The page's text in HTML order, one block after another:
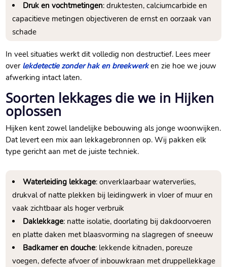
Druk en vochtmetingen: druktesten, calciumcarbide en
capacitieve metingen objectiveren de ernst en oorzaak van
schade
In veel situaties werkt dit volledig non destructief.​ Lees meer
over lekdetectie zonder hak en breekwerken zie hoe we jouw
afwerking intact laten.​
Soorten lekkages die we in Hijken
oplossen
Hijken kent zowel landelijke bebouwing als jonge woonwijken.​
Dat levert een mix aan lekkagebronnen op.​ Wij pakken elk
type gericht aan met de juiste techniek.​
Waterleiding lekkage: onverklaarbaar waterverlies,
drukval of natte plekken bij leidingwerk in vloer of muur en
vaak zichtbaar als hoger verbruik
Daklekkage: natte isolatie, doorlating bij dakdoorvoeren
en platte daken met blaasvorming na slagregen of sneeuw
Badkamer en douche: lekkende kitnaden, poreuze
voegen, defecte afvoer of inbouwkraan met druppellekkage